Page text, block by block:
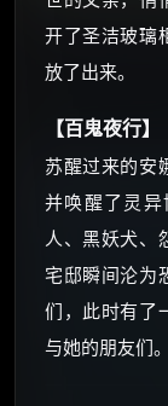
开了圣洁玻璃
放了出来。
【百鬼夜行】
苏醒过来的安
并唤醒了灵
人、黑妖犬、
宅邸瞬间沦为
们，此时有了
与她的朋友们。